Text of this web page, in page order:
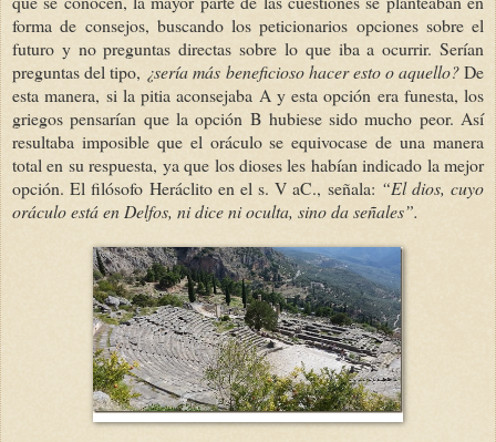
forma de consejos, buscando los peticionarios opciones sobre el
futuro y no preguntas directas sobre lo que iba a ocurrir. Serían
preguntas del tipo, ¿sería más beneficioso hacer esto o aquello?De
esta manera, si la pitia aconsejaba A y esta opción era funesta, los
griegos pensarían que la opción B hubiese sido mucho peor. Así
resultaba imposible que el oráculo se equivocase de una manera
total en su respuesta, ya que los dioses les habían indicado la mejor
opción. El filósofo Heráclito en el s. V aC., señala: “El dios, cuyo
oráculo está en Delfos, ni dice ni oculta, sino da señales”.